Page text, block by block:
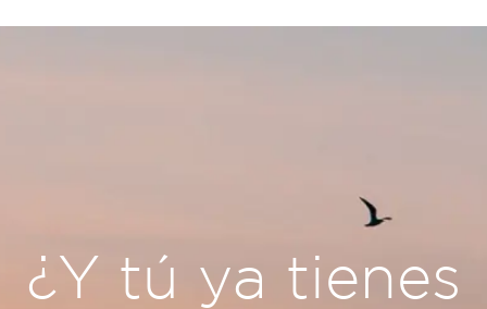
¿Y tú ya tienes